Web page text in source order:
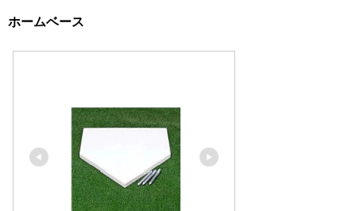
ホームベース